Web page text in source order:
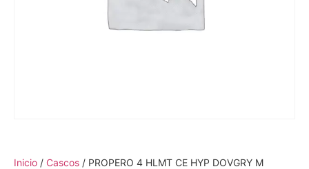
Inicio / Cascos / PROPERO 4 HLMT CE HYP DOVGRY M